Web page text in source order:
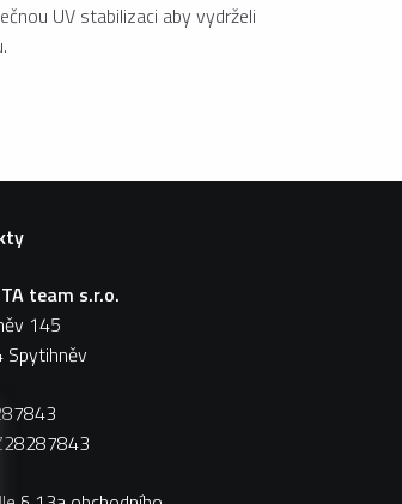
UV stabilizaci aby vydrželi
team s.r.o.
145
Spytihněv